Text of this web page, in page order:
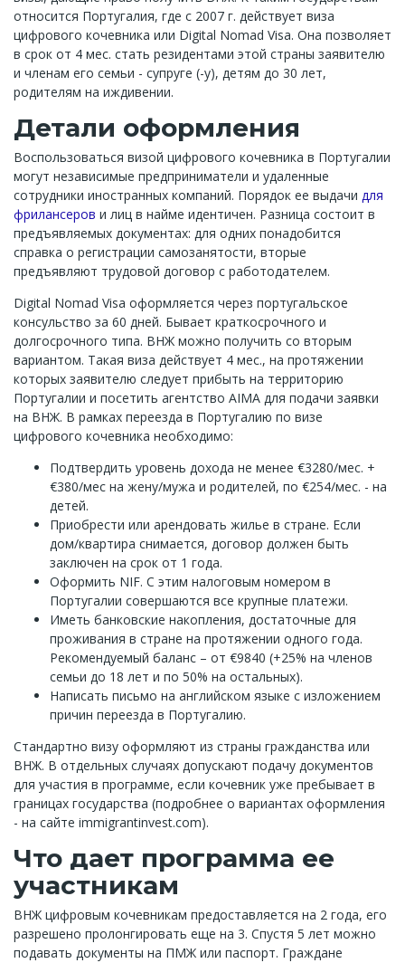
относится Португалия, где с 2007 г. действует виза
цифрового кочевника или Digital Nomad Visa. Она позволяет
в срок от 4 мес. стать резидентами этой страны заявителю
и членам его семьи - супруге (-у), детям до 30 лет,
родителям на иждивении.
Детали оформления
Воспользоваться визой цифрового кочевника в Португалии
могут независимые предприниматели и удаленные
сотрудники иностранных компаний. Порядок ее выдачи для
фрилансеров и лиц в найме идентичен. Разница состоит в
предъявляемых документах: для одних понадобится
справка о регистрации самозанятости, вторые
предъявляют трудовой договор с работодателем.
Digital Nomad Visa оформляется через португальское
консульство за 60 дней. Бывает краткосрочного и
долгосрочного типа. ВНЖ можно получить со вторым
вариантом. Такая виза действует 4 мес., на протяжении
которых заявителю следует прибыть на территорию
Португалии и посетить агентство AIMA для подачи заявки
на ВНЖ. В рамках переезда в Португалию по визе
цифрового кочевника необходимо:
Подтвердить уровень дохода не менее €3280/мес. +
€380/мес на жену/мужа и родителей, по €254/мес. - на
детей.
Приобрести или арендовать жилье в стране. Если
дом/квартира снимается, договор должен быть
заключен на срок от 1 года.
Оформить NIF. С этим налоговым номером в
Португалии совершаются все крупные платежи.
Иметь банковские накопления, достаточные для
проживания в стране на протяжении одного года.
Рекомендуемый баланс – от €9840 (+25% на членов
семьи до 18 лет и по 50% на остальных).
Написать письмо на английском языке с изложением
причин переезда в Португалию.
Стандартно визу оформляют из страны гражданства или
ВНЖ. В отдельных случаях допускают подачу документов
для участия в программе, если кочевник уже пребывает в
границах государства (подробнее о вариантах оформления
- на сайте immigrantinvest.com).
Что дает программа ее
участникам
ВНЖ цифровым кочевникам предоставляется на 2 года, его
разрешено пролонгировать еще на 3. Спустя 5 лет можно
подавать документы на ПМЖ или паспорт. Граждане